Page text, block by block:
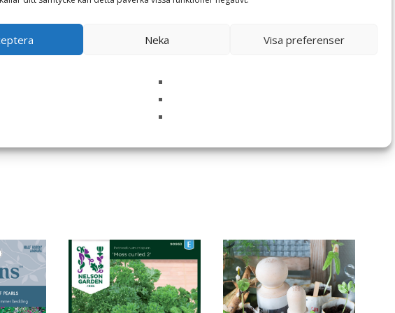
Neka Visa preferenser
webbläsare till nästa gång jag skriver en kommentar.